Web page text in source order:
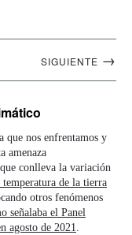
SIGUIENTE →
que nos enfrentamos y
amenaza
que conlleva la variación
temperatura de la tierra
otros fenómenos
señalaba el Panel
agosto de 2021.